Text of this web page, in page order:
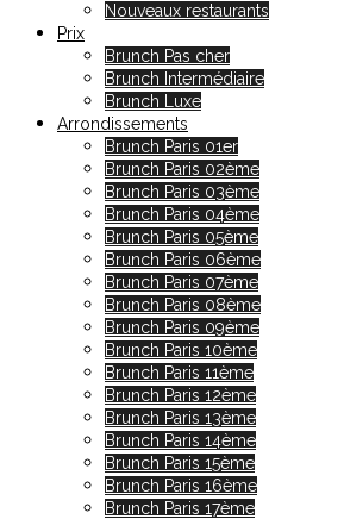
Nouveaux restaurants
Prix
Brunch Pas cher
Brunch Intermédiaire
Brunch Luxe
Arrondissements
Brunch Paris 01er
Brunch Paris 02ème
Brunch Paris 03ème
Brunch Paris 04ème
Brunch Paris 05ème
Brunch Paris 06ème
Brunch Paris 07ème
Brunch Paris 08ème
Brunch Paris 09ème
Brunch Paris 10ème
Brunch Paris 11ème
Brunch Paris 12ème
Brunch Paris 13ème
Brunch Paris 14ème
Brunch Paris 15ème
Brunch Paris 16ème
Brunch Paris 17ème